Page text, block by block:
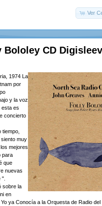
Ver
Bololey CD
1974 La
por
y la voz
esta es
concierto
muy
mejores
para
que
nuevas
sobre la
en
ya Conocía a la Orquesta de Radio